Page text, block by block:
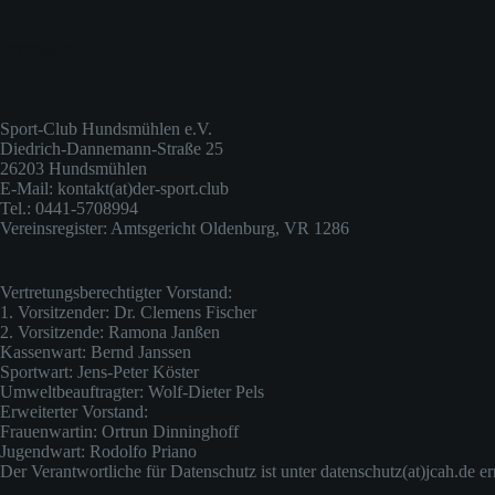
Sport-Club Hundsmühlen e.V.
Diedrich-Dannemann-Straße 25
26203 Hundsmühlen
E-Mail: kontakt(at)der-sport.club
Tel.: 0441-5708994
Vereinsregister: Amtsgericht Oldenburg, VR 1286
Vertretungsberechtigter Vorstand:
1. Vorsitzender: Dr. Clemens Fischer
2. Vorsitzende: Ramona Janßen
Kassenwart: Bernd Janssen
Sportwart: Jens-Peter Köster
Umweltbeauftragter: Wolf-Dieter Pels
Erweiterter Vorstand:
Frauenwartin: Ortrun Dinninghoff
Jugendwart: Rodolfo Priano
Der Verantwortliche für Datenschutz ist unter datenschutz(at)jcah.de